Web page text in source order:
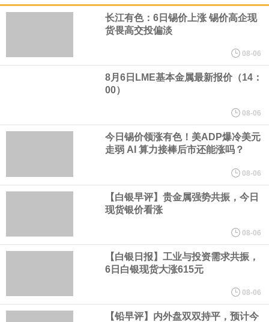
亿美元。其中，首艘“特朗普级”战列舰“无畏”号预估造价比原来至少
芝加哥期权交易所全球市场公司（CBOE GLOBAL MARKETS
业务拓展至固定收益品类。
全球科技股波动性的加剧。 日本市场中，软银股价收盘下跌4.4%，
股价下跌超过10%。
谷歌规划的印度数据中心枢纽建设工作正在如火如荼推进，项目所
长江有色：6日锡价上涨 锡价高企现
货畏高交投偏淡
08-06
8月6日LME基本金属最新报价（14：
00）
08-06
今日锡价领涨有色！美ADP爆冷美元
走弱 AI 算力接棒后市还能涨吗？
08-06
【白银早评】贵金属强势共振，今日
现货银价看涨
08-06
【白银日报】工业与投资需求共振，
6日白银现货大涨615元
08-06
【铅早评】内外盘双双持平，预计今